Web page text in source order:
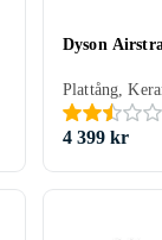
Dyson
4 399 kr